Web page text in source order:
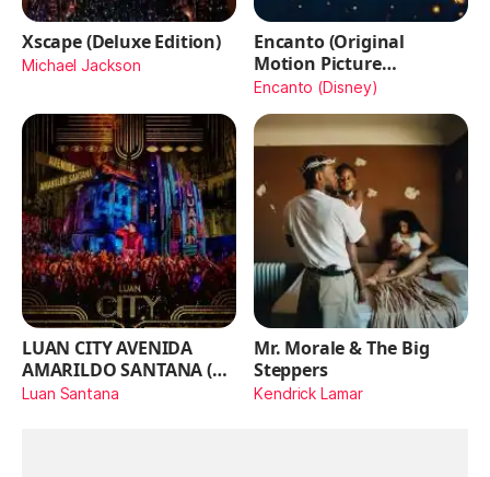
Xscape (Deluxe Edition)
Michael Jackson
Encanto (Original
Motion Picture
Soundtrack)
Encanto (Disney)
LUAN CITY AVENIDA
AMARILDO SANTANA (Ao
Vivo)
Luan Santana
Mr. Morale & The Big
Steppers
Kendrick Lamar